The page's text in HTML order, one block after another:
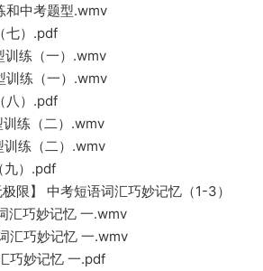
中考题型.wmv
七）.pdf
练（一）.wmv
练（一）.wmv
八）.pdf
练（二）.wmv
练（二）.wmv
）.pdf
限】 中考短语词汇巧妙记忆（1-3）
汇巧妙记忆 一.wmv
汇巧妙记忆 一.wmv
巧妙记忆 一.pdf